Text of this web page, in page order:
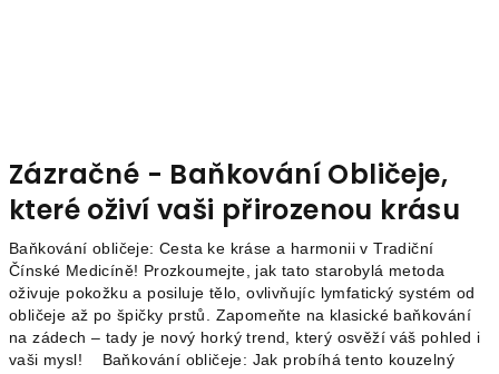
Zázračné - Baňkování Obličeje,
které oživí vaši přirozenou krásu
Baňkování obličeje: Cesta ke kráse a harmonii v Tradiční
Čínské Medicíně! Prozkoumejte, jak tato starobylá metoda
oživuje pokožku a posiluje tělo, ovlivňujíc lymfatický systém od
obličeje až po špičky prstů. Zapomeňte na klasické baňkování
na zádech – tady je nový horký trend, který osvěží váš pohled i
vaši mysl! Baňkování obličeje: Jak probíhá tento kouzelný